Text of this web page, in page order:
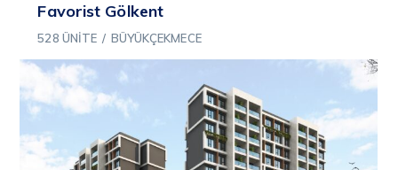
Favorist Gölkent
528 ÜNITE / BÜYÜKÇEKMECE